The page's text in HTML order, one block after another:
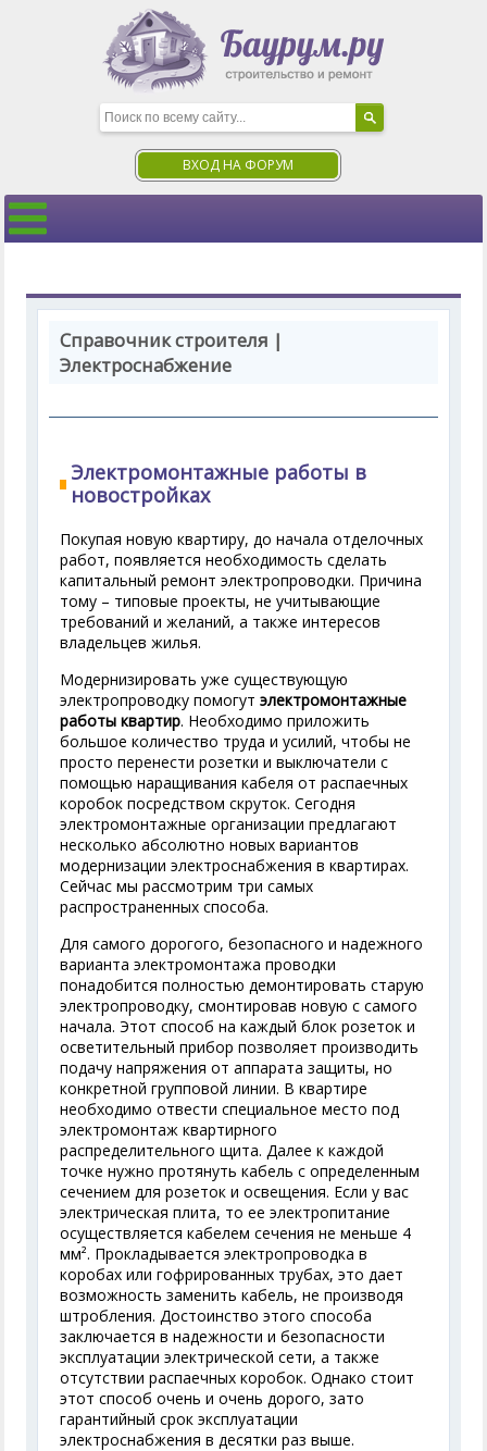
ВХОД НА ФОРУМ
Справочник строителя |
Электроснабжение
Электромонтажные работы в
новостройках
Покупая новую квартиру, до начала отделочных
работ, появляется необходимость сделать
капитальный ремонт электропроводки. Причина
тому – типовые проекты, не учитывающие
требований и желаний, а также интересов
владельцев жилья.
Модернизировать уже существующую
электропроводку помогутэлектромонтажные
работы квартир. Необходимо приложить
большое количество труда и усилий, чтобы не
просто перенести розетки и выключатели с
помощью наращивания кабеля от распаечных
коробок посредством скруток. Сегодня
электромонтажные организации предлагают
несколько абсолютно новых вариантов
модернизации электроснабжения в квартирах.
Сейчас мы рассмотрим три самых
распространенных способа.
Для самого дорогого, безопасного и надежного
варианта электромонтажа проводки
понадобится полностью демонтировать старую
электропроводку, смонтировав новую с самого
начала. Этот способ на каждый блок розеток и
осветительный прибор позволяет производить
подачу напряжения от аппарата защиты, но
конкретной групповой линии. В квартире
необходимо отвести специальное место под
электромонтаж квартирного
распределительного щита. Далее к каждой
точке нужно протянуть кабель с определенным
сечением для розеток и освещения. Если у вас
электрическая плита, то ее электропитание
осуществляется кабелем сечения не меньше 4
мм². Прокладывается электропроводка в
коробах или гофрированных трубах, это дает
возможность заменить кабель, не производя
штробления. Достоинство этого способа
заключается в надежности и безопасности
эксплуатации электрической сети, а также
отсутствии распаечных коробок. Однако стоит
этот способ очень и очень дорого, зато
гарантийный срок эксплуатации
электроснабжения в десятки раз выше.